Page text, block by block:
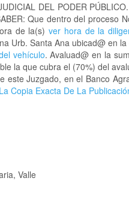
DEL PODER
Que dentro del proceso
de la(s)ver hora de la
Urb. Santa Ana ubicad@ en
vehículo. Avaluad@ en la
la que cubra el (70%) del
este Juzgado, en el Banco
Copia Exacta De La
Valle